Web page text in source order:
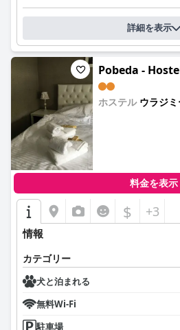
詳細を表示
Pobeda -
ホステル ウラジ
料金を表示
$ +3
情報
カテゴリー
犬と泊まれる
無料Wi-Fi
駐車場